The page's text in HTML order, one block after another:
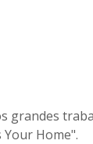
grandes
Home".